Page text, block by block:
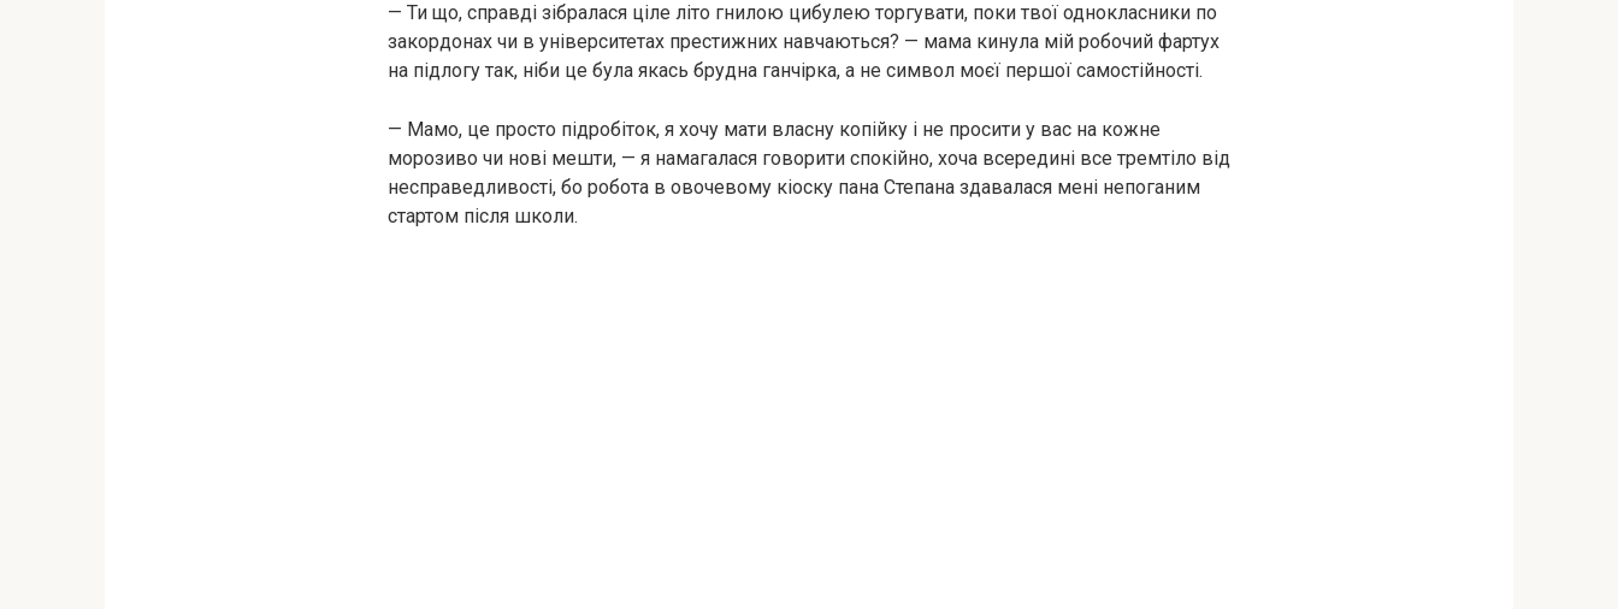
— Ти що, справді зібралася ціле літо гнилою цибулею торгувати, поки твої однокласники по
закордонах чи в університетах престижних навчаються? — мама кинула мій робочий фартух
на підлогу так, ніби це була якась брудна ганчірка, а не символ моєї першої самостійності.
— Мамо, це просто підробіток, я хочу мати власну копійку і не просити у вас на кожне
морозиво чи нові мешти, — я намагалася говорити спокійно, хоча всередині все тремтіло від
несправедливості, бо робота в овочевому кіоску пана Степана здавалася мені непоганим
стартом після школи.